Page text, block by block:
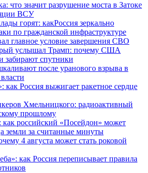
что значит разрушение моста в Затоке
ВСУ
горят: какРоссия зеркально
по гражданской инфраструктуре
главное условие завершения СВО
услышал Трамп: почему США
забирают спутники
после уранового взрыва в
Россия выжигает ракетное сердце
Хмельницкого: радиоактивный
прошлому
российский «Посейдон» может
земли за считанные минуты
4 августа может стать роковой
как Россия переписывает правила